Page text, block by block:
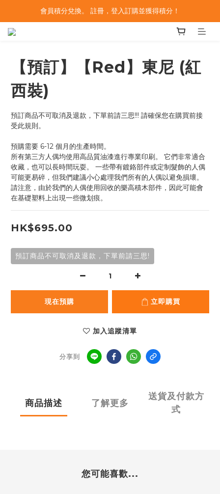
會員積分兌換。 註冊，登入訂購並獲得積分！
【預訂】【Red】東尼 (紅
西裝)
預訂商品不可取消及退款，下單前請三思!!! 請確保您在購買前接
受此規則。
預購需要 6-12 個月的生產時間。
所有第三方人偶均使用高品質油漆進行專業印刷。 它們非常適合
收藏，也可以長時間玩耍。 一些帶有鍍鉻部件或定制髮飾的人偶
可能更易碎，但我們建議小心處理我們所有的人偶以避免損壞。
請注意，由於我們的人偶使用回收的樂高積木部件，因此可能會
在基礎塑料上出現一些微划痕。
HK$695.00
預訂商品不可取消及退款，下單前請三思!
現在預購 立即購買
加入追蹤清單
分享到
商品描述 了解更多
送貨及付款方
式
您可能喜歡...